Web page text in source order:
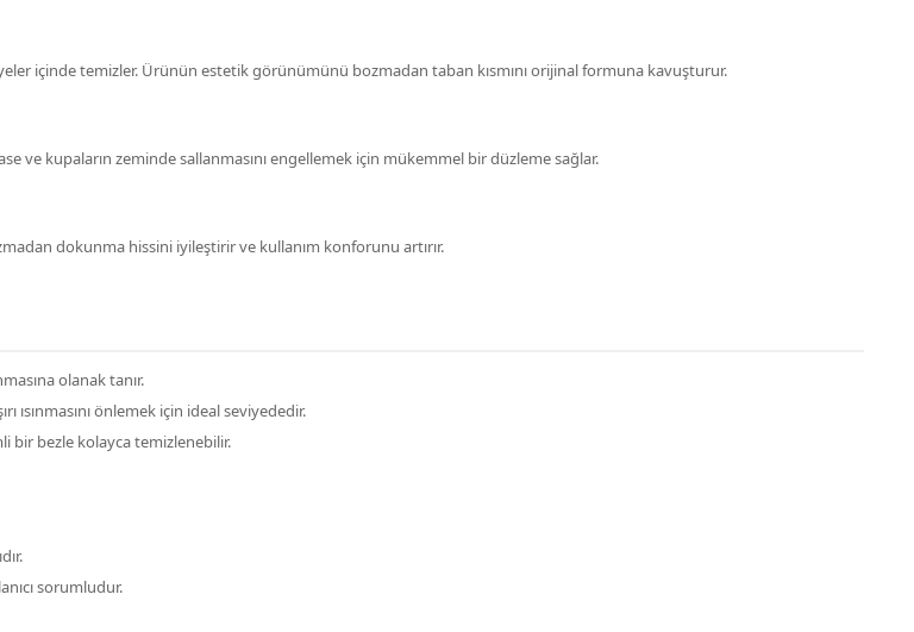
içinde temizler. Ürünün estetik görünümünü bozmadan taban kısmını orijinal formuna kavuşturur.
kupaların zeminde sallanmasını engellemek için mükemmel bir düzleme sağlar.
dokunma hissini iyileştirir ve kullanım konforunu artırır.
olanak tanır.
ısınmasını önlemek için ideal seviyededir.
bir bezle kolayca temizlenebilir.
sorumludur.